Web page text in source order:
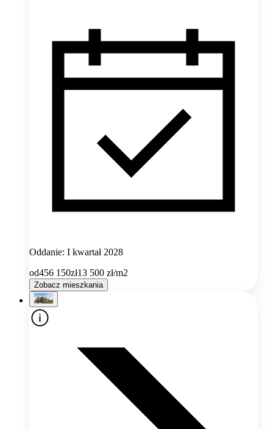
Oddanie: I kwartał 2028
od456 150zł13 500 zł/m2
Zobacz mieszkania